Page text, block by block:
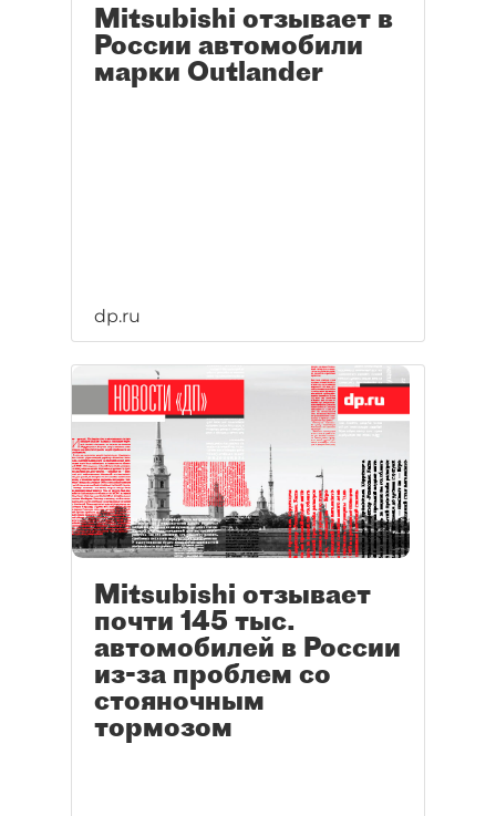
Mitsubishi отзывает в
России автомобили
марки Outlander
dp.ru
Mitsubishi отзывает
почти 145 тыс.
автомобилей в России
из-за проблем со
стояночным
тормозом